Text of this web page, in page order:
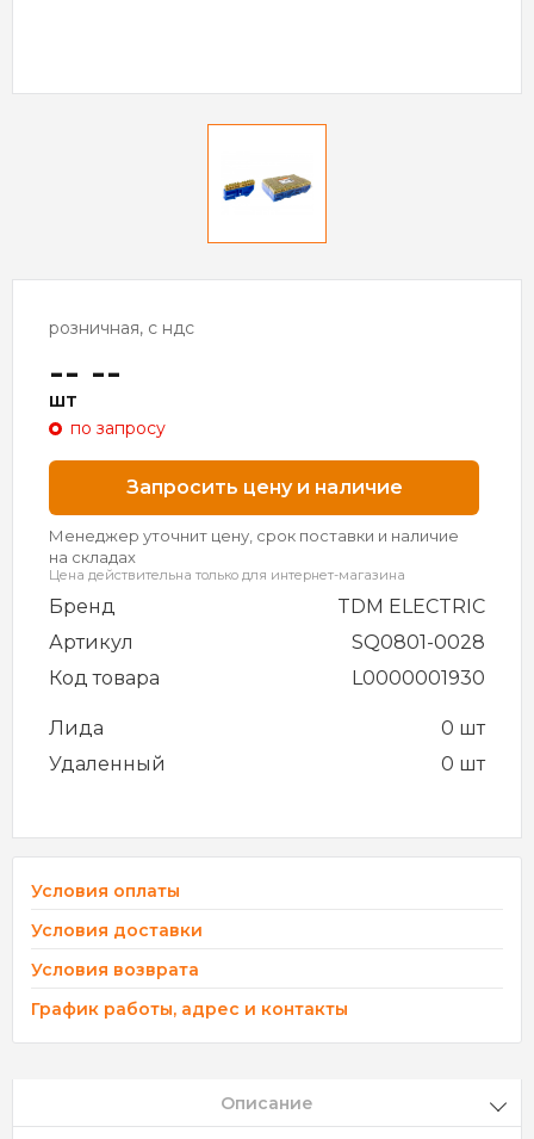
розничная, с ндс
-- --
шт
по запросу
Запросить цену и наличие
Менеджер уточнит цену, срок поставки и наличие
на складах
Цена действительна только для интернет-магазина
Бренд
TDM ELECTRIC
Артикул
SQ0801-0028
Код товара
L0000001930
Лида
0 шт
Удаленный
0 шт
Условия оплаты
Условия доставки
Условия возврата
График работы, адрес и контакты
Описание